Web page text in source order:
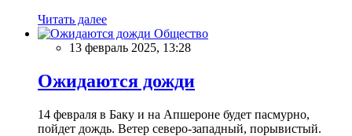
Читать далее
Общество
13 февраль 2025, 13:28
Ожидаются дожди
14 февраля в Баку и на Апшероне будет пасмурно,
пойдет дождь. Ветер северо-западный, порывистый.